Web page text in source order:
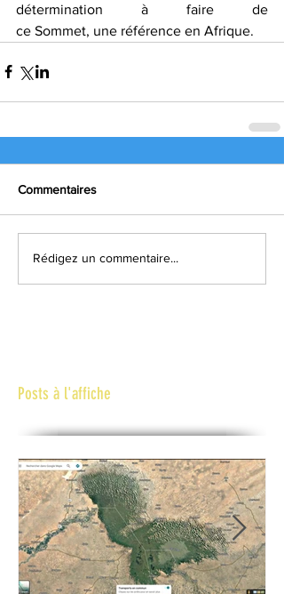
détermination à faire de
ce Sommet, une référence en Afrique.
Commentaires
Rédigez un commentaire...
Posts à l'affiche